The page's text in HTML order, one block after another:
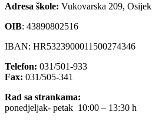
Adresa škole: Vukovarska 209, Osijek
OIB: 43890802516
IBAN: HR5323900011500274346
Telefon: 031/501-933
Fax: 031/505-341
Rad sa strankama:
ponedjeljak- petak 10:00 – 13:30 h